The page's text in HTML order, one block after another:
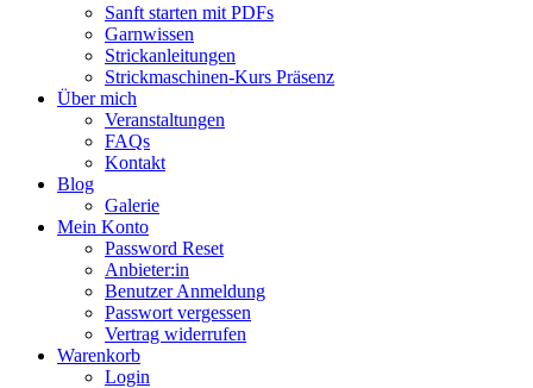
Sanft starten mit PDFs
Garnwissen
Strickanleitungen
Strickmaschinen-Kurs Präsenz
Über mich
Veranstaltungen
FAQs
Kontakt
Blog
Galerie
Mein Konto
Password Reset
Anbieter:in
Benutzer Anmeldung
Passwort vergessen
Vertrag widerrufen
Warenkorb
Login